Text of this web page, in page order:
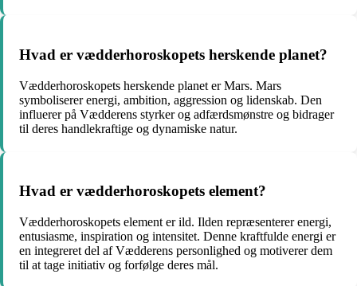
Hvad er vædderhoroskopets herskende planet?
Vædderhoroskopets herskende planet er Mars. Mars
symboliserer energi, ambition, aggression og lidenskab. Den
influerer på Vædderens styrker og adfærdsmønstre og bidrager
til deres handlekraftige og dynamiske natur.
Hvad er vædderhoroskopets element?
Vædderhoroskopets element er ild. Ilden repræsenterer energi,
entusiasme, inspiration og intensitet. Denne kraftfulde energi er
en integreret del af Vædderens personlighed og motiverer dem
til at tage initiativ og forfølge deres mål.